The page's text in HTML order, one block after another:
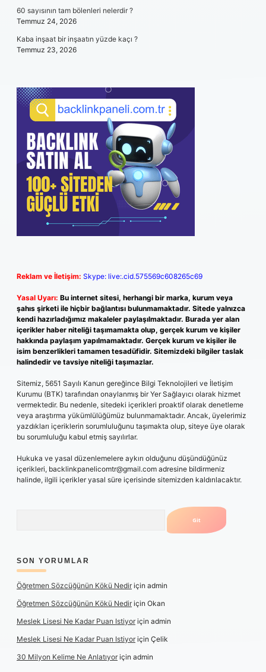
60 sayısının tam bölenleri nelerdir ?
Temmuz 24, 2026
Kaba inşaat bir inşaatın yüzde kaçı ?
Temmuz 23, 2026
Reklam ve İletişim: Skype: live:.cid.575569c608265c69
Yasal Uyarı: Bu internet sitesi, herhangi bir marka, kurum veya
şahıs şirketi ile hiçbir bağlantısı bulunmamaktadır. Sitede yalnızca
kendi hazırladığımız makaleler paylaşılmaktadır. Burada yer alan
içerikler haber niteliği taşımamakta olup, gerçek kurum ve kişiler
hakkında paylaşım yapılmamaktadır. Gerçek kurum ve kişiler ile
isim benzerlikleri tamamen tesadüfidir. Sitemizdeki bilgiler taslak
halindedir ve tavsiye niteliği taşımazlar.
Sitemiz, 5651 Sayılı Kanun gereğince Bilgi Teknolojileri ve İletişim
Kurumu (BTK) tarafından onaylanmış bir Yer Sağlayıcı olarak hizmet
vermektedir. Bu nedenle, sitedeki içerikleri proaktif olarak denetleme
veya araştırma yükümlülüğümüz bulunmamaktadır. Ancak, üyelerimiz
yazdıkları içeriklerin sorumluluğunu taşımakta olup, siteye üye olarak
bu sorumluluğu kabul etmiş sayılırlar.
Hukuka ve yasal düzenlemelere aykırı olduğunu düşündüğünüz
içerikleri, backlinkpanelicomtr@gmail.com adresine bildirmeniz
halinde, ilgili içerikler yasal süre içerisinde sitemizden kaldırılacaktır.
SON YORUMLAR
Öğretmen Sözcüğünün Kökü Nediriçin admin
Öğretmen Sözcüğünün Kökü Nediriçin Okan
Meslek Lisesi Ne Kadar Puan Istiyoriçin admin
Meslek Lisesi Ne Kadar Puan Istiyoriçin Çelik
30 Milyon Kelime Ne Anlatıyoriçin admin